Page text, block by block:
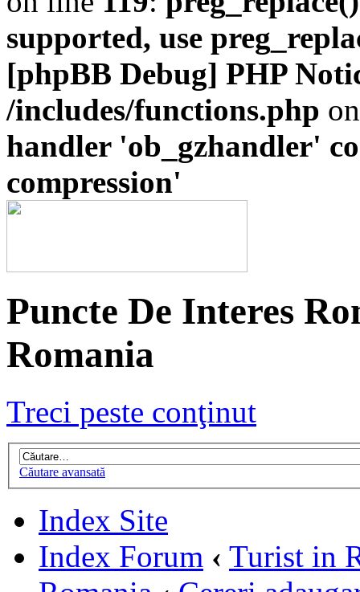
supported, use
[phpBB Debug] PHP
/includes/functions.php
handler 'ob_gzhandler'
compression'
Puncte De Interes
Romania
Treci peste conţinut
Căutare avansată
Index Site
Index Forum ‹ Turist in